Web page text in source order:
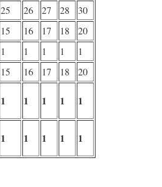
25 26 27 28 30
15 16 17 18 20
1 1 1 1 1
15 16 17 18 20
1 1 1 1 1
1 1 1 1 1